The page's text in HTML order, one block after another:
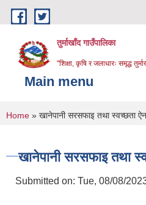
Skip to main content
तुर्माखाँद गाउँपालिका
"शिक्षा, कृषि र जलाधारः समृद्ध
Main menu
You are here
Home » खानेपानी सरसफाइ तथा स्वच्छता
खानेपानी सरसफाइ तथा
Submitted on: Tue, 08/08/